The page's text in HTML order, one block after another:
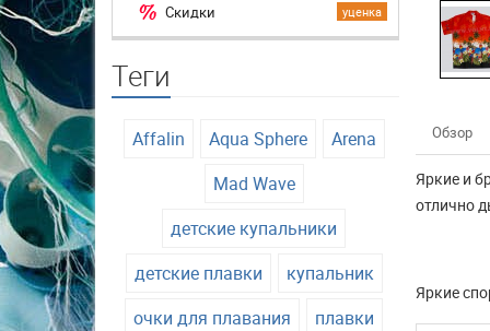
уценка
Скидки
Теги
Affalin Aqua Sphere
Arena
Mad Wave
детские купальники
детские плавки
купальник
очки для плавания
плавки
Обзор
Яркие и
отлично
Яркие